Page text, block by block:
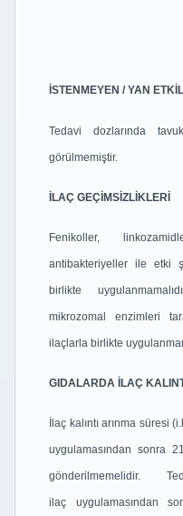
İSTENMEYEN / YAN
Tedavi dozlarında
görülmemiştir.
İLAÇ GEÇİMSİZLİKLERİ
Fenikoller,
antibakteriyeller ile etki
birlikte
mikrozomal enzimleri
ilaçlarla birlikte
GIDALARDA İLAÇ
İlaç kalıntı arınma süresi
uygulamasından sonra
ilaç uygulamasından